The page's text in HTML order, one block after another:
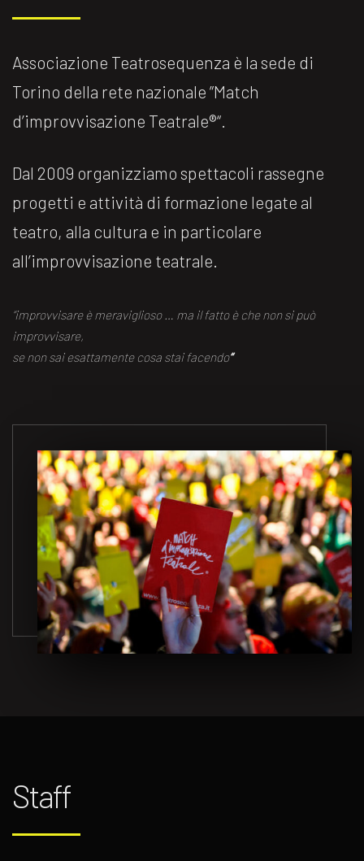
Associazione Teatrosequenza è la sede di
Torino della rete nazionale ”Match
d’improvvisazione Teatrale®️“.
Dal 2009 organizziamo spettacoli rassegne
progetti e attività di formazione legate al
teatro, alla cultura e in particolare
all’improvvisazione teatrale.
“improvvisare è meraviglioso … ma il fatto è che non si può
improvvisare,
se non sai esattamente cosa stai facendo“
Staff